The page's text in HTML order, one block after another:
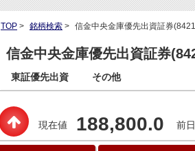
TOP > 銘柄検索 > 信金中央金庫優先出資証券
信金中央金庫優先出資証券
東証優先出資 その他
現在値 188,800.0 前